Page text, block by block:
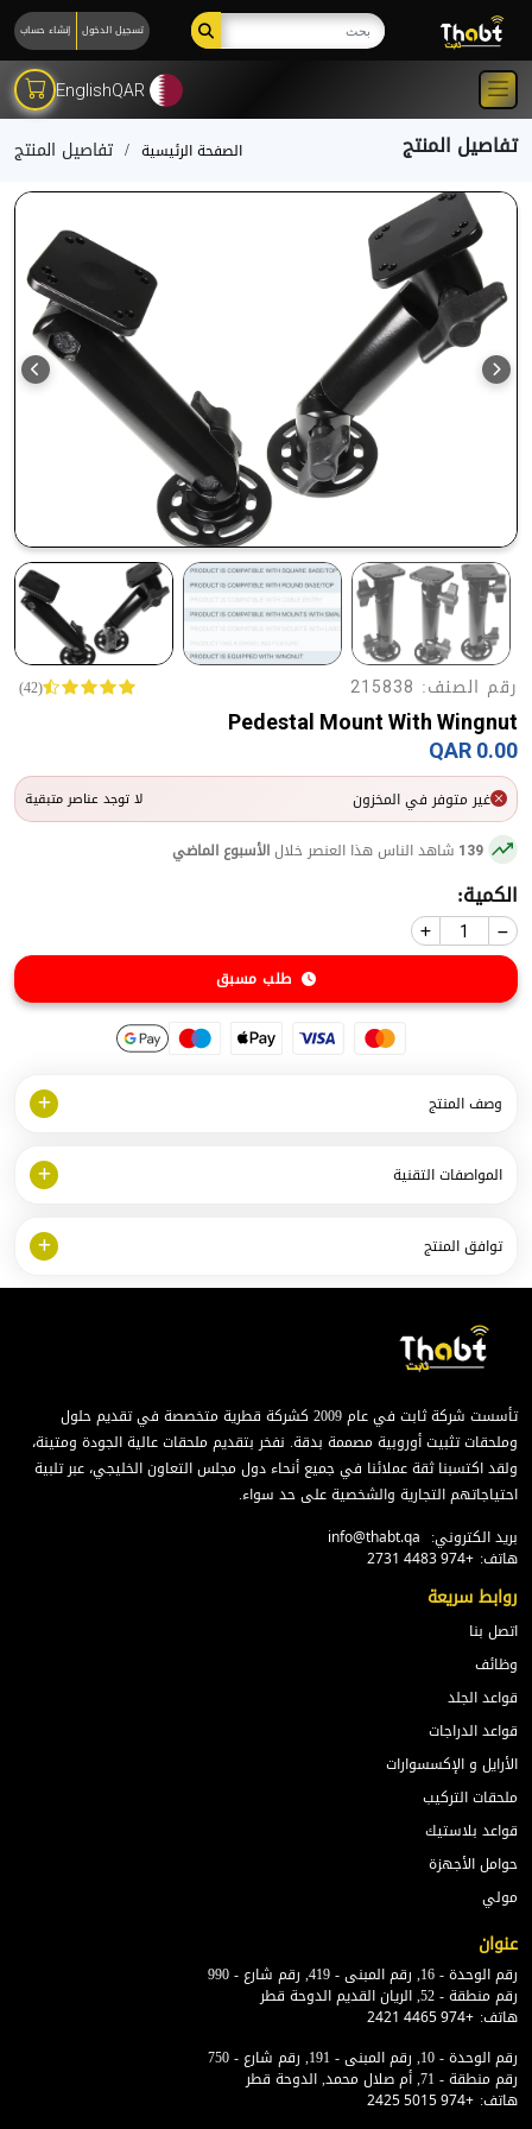
تسجيل الدخول إنشاء حساب
QAR
English
تفاصيل المنتج الصفحة الرئيسية تفاصيل المنتج
رقم الصنف: 215838
(42)
Pedestal Mount With Wingnut
0.00 QAR
غير متوفر في المخزون لا توجد عناصر متبقية
139 شاهد الناس هذا العنصر خلالالأسبوع الماضي
الكمية:
طلب مسبق
وصف المنتج
المواصفات التقنية
توافق المنتج
تأسست شركة ثابت في عام 2009 كشركة قطرية متخصصة في تقديم حلول
وملحقات تثبيت أوروبية مصممة بدقة. نفخر بتقديم ملحقات عالية الجودة ومتينة،
ولقد اكتسبنا ثقة عملائنا في جميع أنحاء دول مجلس التعاون الخليجي، عبر تلبية
احتياجاتهم التجارية والشخصية على حد سواء.
بريد الكتروني:
info@thabt.qa
هاتف: +974 4483 2731
روابط سريعة
اتصل بنا
وظائف
قواعد الجلد
قواعد الدراجات
الأرايل و الإكسسوارات
ملحقات التركيب
قواعد بلاستيك
حوامل الأجهزة
مولي
عنوان
رقم الوحدة - 16, رقم المبنى - 419, رقم شارع - 990
رقم منطقة - 52, الريان القديم الدوحة قطر
هاتف: +974 4465 2421
رقم الوحدة - 10, رقم المبنى - 191, رقم شارع - 750
رقم منطقة - 71, أم صلال محمد, الدوحة قطر
هاتف: +974 5015 2425